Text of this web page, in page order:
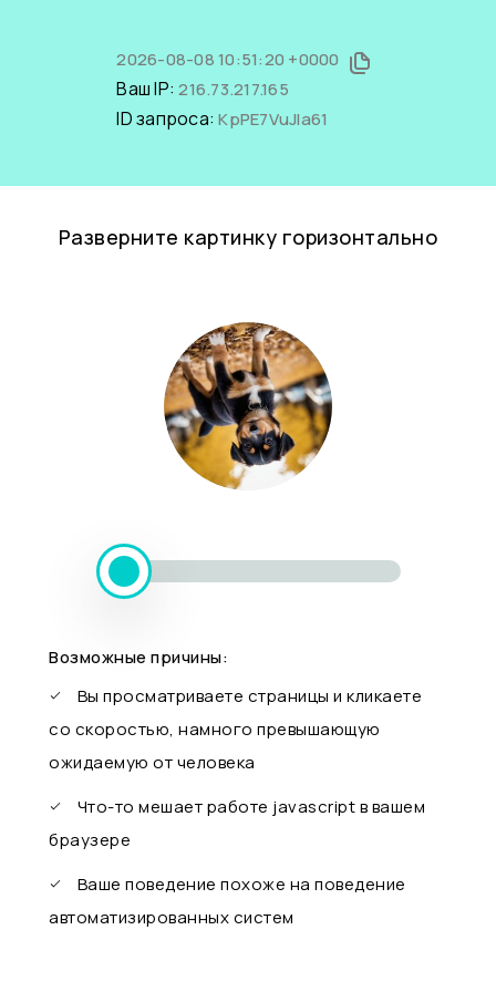
2026-08-08 10:51:20 +0000
Ваш IP:216.73.217.165
ID запроса:KpPE7VuJla61
Разверните картинку горизонтально
Возможные причины:
Вы просматриваете страницы и кликаете
со скоростью, намного превышающую
ожидаемую от человека
Что-то мешает работе javascript в вашем
браузере
Ваше поведение похоже на поведение
автоматизированных систем